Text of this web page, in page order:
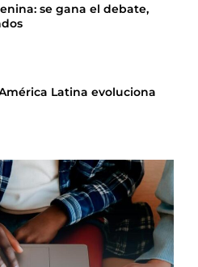
se gana el debate,
Latina evoluciona